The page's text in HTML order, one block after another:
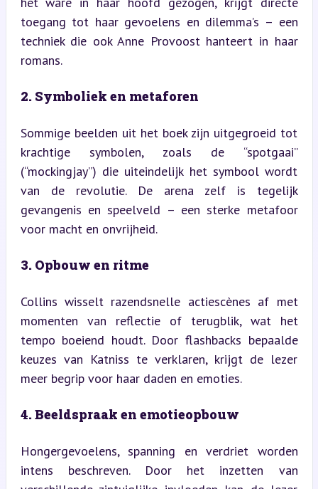
toegang tot haar gevoelens en dilemma’s – een
techniek die ook Anne Provoost hanteert in haar
romans.
2. Symboliek en metaforen
Sommige beelden uit het boek zijn uitgegroeid tot
krachtige symbolen, zoals de “spotgaai”
(“mockingjay”) die uiteindelijk het symbool wordt
van de revolutie. De arena zelf is tegelijk
gevangenis en speelveld – een sterke metafoor
voor macht en onvrijheid.
3. Opbouw en ritme
Collins wisselt razendsnelle actiescènes af met
momenten van reflectie of terugblik, wat het
tempo boeiend houdt. Door flashbacks bepaalde
keuzes van Katniss te verklaren, krijgt de lezer
meer begrip voor haar daden en emoties.
4. Beeldspraak en emotieopbouw
Hongergevoelens, spanning en verdriet worden
intens beschreven. Door het inzetten van